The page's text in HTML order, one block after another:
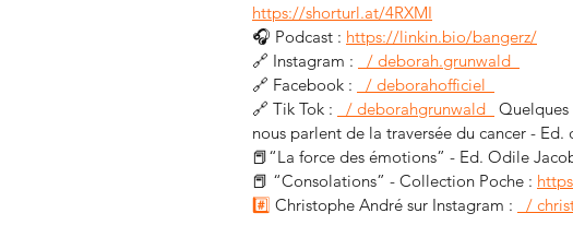
https://shorturl.at/4RXMI
🎧 Podcast : https://linkin.bio/bangerz/
🔗 Instagram :
/ deborah.grunwald
🔗 Facebook :
/ deborahofficiel
🔗 Tik Tok :
/ deborahgrunwald
Quelques
nous parlent de la traversée du cancer - Ed.
📕“La force des émotions” - Ed. Odile
📕 “Consolations” - Collection Poche :
#️⃣ Christophe André sur Instagram : /